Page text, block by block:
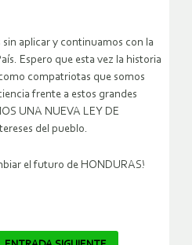
aplicar y continuamos con la
Espero que esta vez la historia
compatriotas que somos
frente a estos grandes
UNA NUEVA LEY DE
del pueblo.
el futuro de HONDURAS!